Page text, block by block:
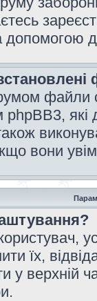
допомогою
файли
вони
їх,
верхній